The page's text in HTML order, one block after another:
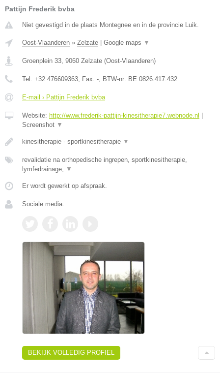
Pattijn Frederik bvba
Niet gevestigd in de plaats Montegnee en in de provincie Luik.
Oost-Vlaanderen » Zelzate Google maps ▼
Groenplein 33, 9060 Zelzate (Oost-Vlaanderen)
Tel: +32 476609363, Fax: -, BTW-nr: BE 0826.417.432
E-mail › Pattijn Frederik bvba
Website: http://www.frederik-pattijn-kinesitherapie7.webnode.nl
Screenshot ▼
kinesitherapie - sportkinesitherapie ▼
revalidatie na orthopedische ingrepen, sportkinesitherapie,
lymfedrainage, ▼
Er wordt gewerkt op afspraak.
Sociale media:
BEKIJK VOLLEDIG PROFIEL